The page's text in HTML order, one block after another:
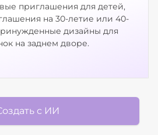
приглашения для детей,
на 30-летие или 40-
дизайны для
на заднем дворе.
с ИИ